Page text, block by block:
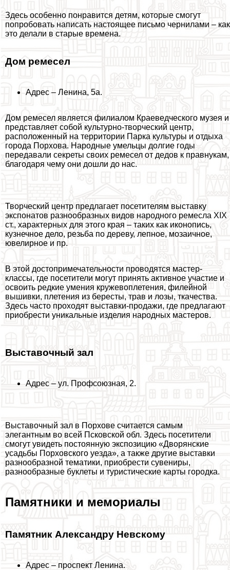
Здесь особенно понравится детям, которые смогут
попробовать написать настоящее письмо чернилами – как
это делали в старые времена.
Дом ремесел
Адрес – Ленина, 5а.
Дом ремесел является филиалом Краеведческого музея и
представляет собой культурно-творческий центр,
расположенный на территории Парка культуры и отдыха
города Порхова. Народные умельцы долгие годы
передавали секреты своих ремесел от дедов к правнукам,
благодаря чему они дошли до нас.
Творческий центр предлагает посетителям выставку
экспонатов разнообразных видов народного ремесла XIX
ст., хаpaктерных для этого края – таких как иконопись,
кузнечное дело, резьба по дереву, лепное, мозаичное,
ювелирное и пр.
В этой достопримечательности проводятся мастер-
классы, где посетители могут принять активное участие и
освоить редкие умения кружевоплетения, филейной
вышивки, плетения из бересты, трав и лозы, ткачества.
Здесь часто проходят выставки-продажи, где предлагают
приобрести уникальные изделия народных мастеров.
Выставочный зал
Адрес – ул. Профсоюзная, 2.
Выставочный зал в Порхове считается самым
элегантным во всей Псковской обл. Здесь посетители
смогут увидеть постоянную экспозицию «Дворянские
усадьбы Порховского уезда», а также другие выставки
разнообразной тематики, приобрести сувениры,
разнообразные буклеты и туристические карты городка.
Памятники и мемориалы
Памятник Александру Невскому
Адрес – проспект Ленина.